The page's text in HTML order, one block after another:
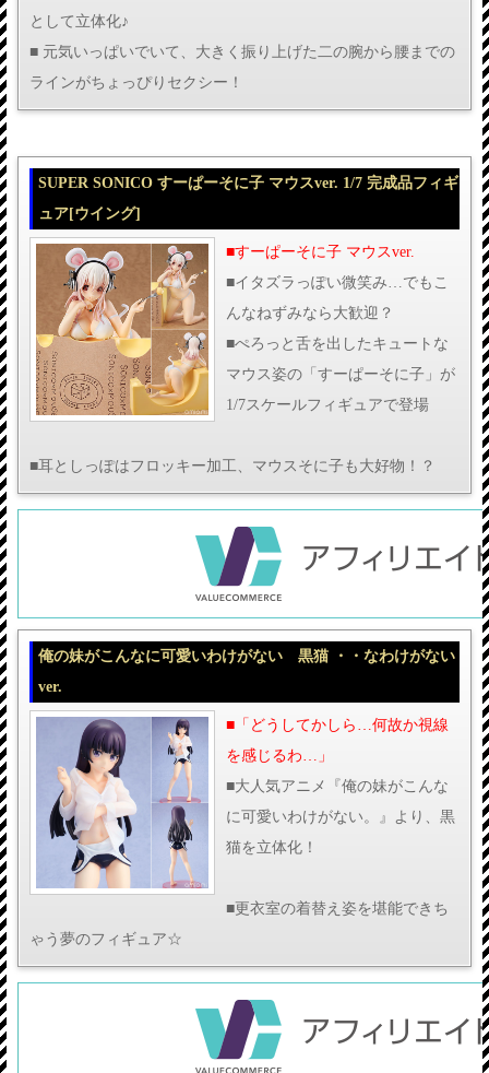
として立体化♪
■ 元気いっぱいでいて、大きく振り上げた二の腕から腰までの
ラインがちょっぴりセクシー！
SUPER SONICO すーぱーそに子 マウスver. 1/7 完成品フィギ
ュア[ウイング]
■すーぱーそに子 マウスver.
■イタズラっぽい微笑み…でもこ
んなねずみなら大歓迎？
■ぺろっと舌を出したキュートな
マウス姿の「すーぱーそに子」が
1/7スケールフィギュアで登場
■耳としっぽはフロッキー加工、マウスそに子も大好物！？
俺の妹がこんなに可愛いわけがない 黒猫 ・・なわけがない
ver.
■「どうしてかしら…何故か視線
を感じるわ…」
■大人気アニメ『俺の妹がこんな
に可愛いわけがない。』より、黒
猫を立体化！
■更衣室の着替え姿を堪能できち
ゃう夢のフィギュア☆